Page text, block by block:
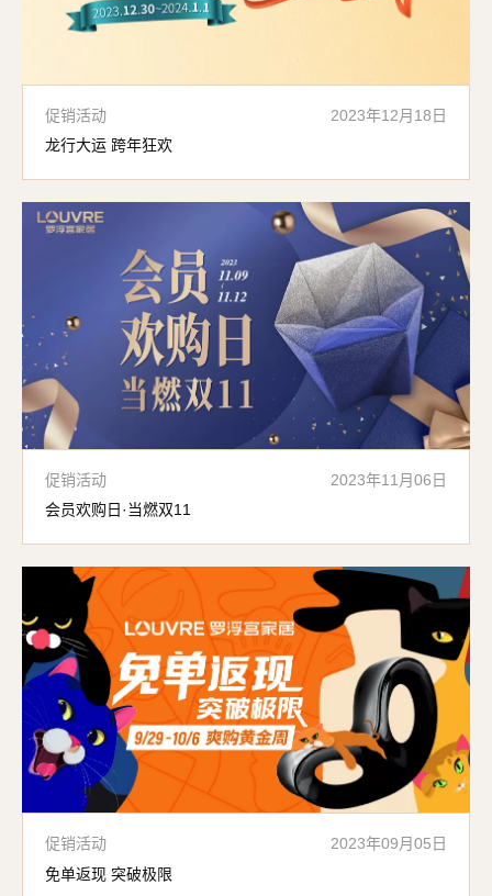
促销活动
2023年12月18日
龙行大运 跨年狂欢
促销活动
2023年11月06日
会员欢购日·当燃双11
促销活动
2023年09月05日
免单返现 突破极限